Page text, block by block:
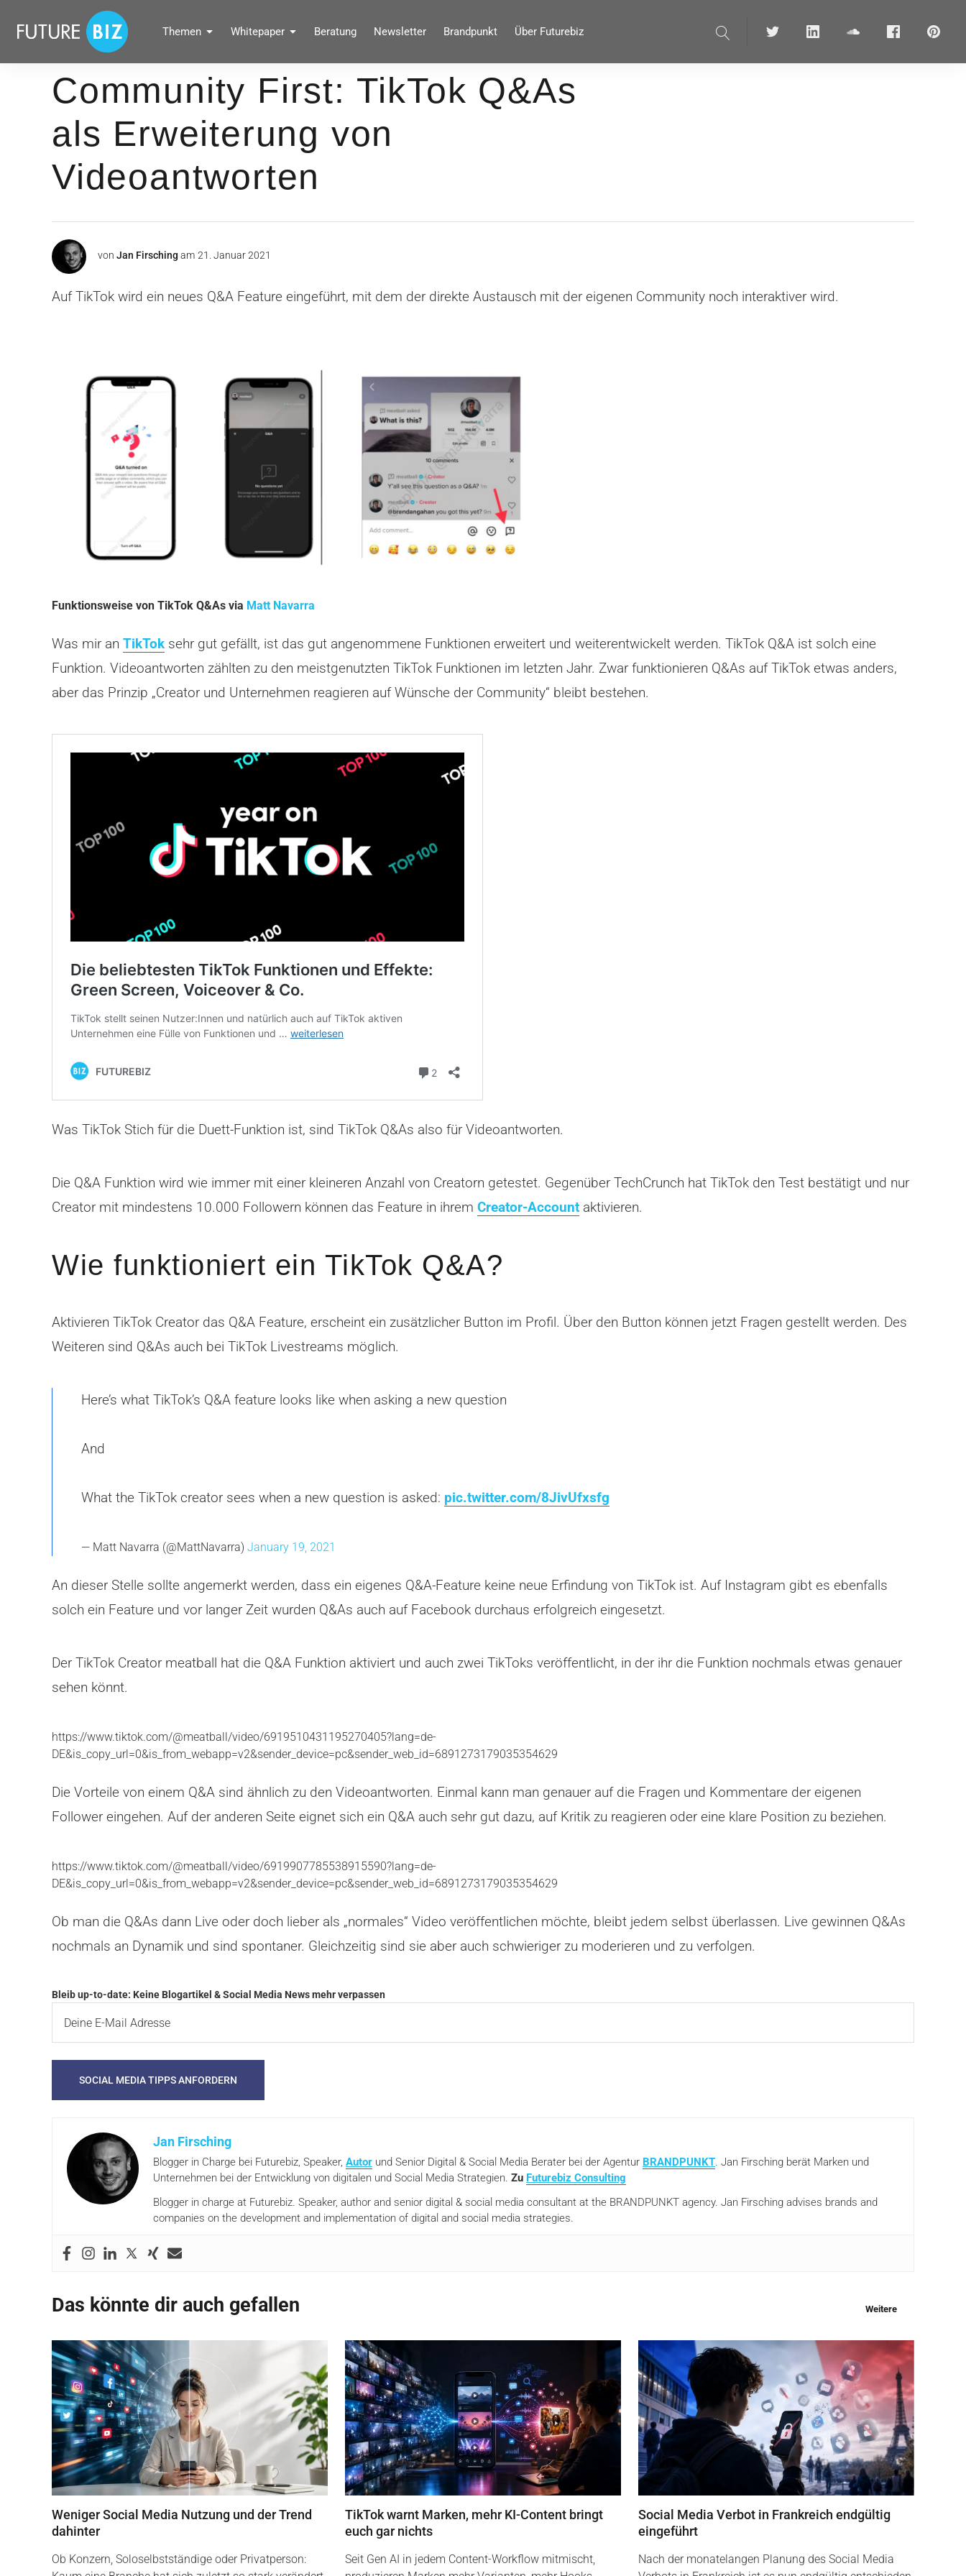
überspringen
FUTUREBIZ
Social Media Marketing Blog für Unternehmen by BRANDPUNKT
Themen Whitepaper Beratung Newsletter Brandpunkt Über Futurebiz
Suche Twitter linkedin soundcloudFacebook
Community First: TikTok Q&As
als Erweiterung von
Videoantworten
von Jan Firsching am 21. Januar 2021
Auf TikTok wird ein neues Q&A Feature eingeführt, mit dem der direkte Austausch mit der eigenen Community noch interaktiver wird.
Funktionsweise von TikTok Q&As via Matt Navarra
Was mir an TikTok sehr gut gefällt, ist das gut angenommene Funktionen erweitert und weiterentwickelt werden. TikTok Q&A ist solch eine
Funktion. Videoantworten zählten zu den meistgenutzten TikTok Funktionen im letzten Jahr. Zwar funktionieren Q&As auf TikTok etwas anders,
aber das Prinzip „Creator und Unternehmen reagieren auf Wünsche der Community“ bleibt bestehen.
Was TikTok Stich für die Duett-Funktion ist, sind TikTok Q&As also für Videoantworten.
Die Q&A Funktion wird wie immer mit einer kleineren Anzahl von Creatorn getestet. Gegenüber TechCrunch hat TikTok den Test bestätigt und nur
Creator mit mindestens 10.000 Followern können das Feature in ihrem Creator-Account aktivieren.
Wie funktioniert ein TikTok Q&A?
Aktivieren TikTok Creator das Q&A Feature, erscheint ein zusätzlicher Button im Profil. Über den Button können jetzt Fragen gestellt werden. Des
Weiteren sind Q&As auch bei TikTok Livestreams möglich.
Here’s what TikTok’s Q&A feature looks like when asking a new question
And
What the TikTok creator sees when a new question is asked: pic.twitter.com/8JivUfxsfg
— Matt Navarra (@MattNavarra) January 19, 2021
An dieser Stelle sollte angemerkt werden, dass ein eigenes Q&A-Feature keine neue Erfindung von TikTok ist. Auf Instagram gibt es ebenfalls
solch ein Feature und vor langer Zeit wurden Q&As auch auf Facebook durchaus erfolgreich eingesetzt.
Der TikTok Creator meatball hat die Q&A Funktion aktiviert und auch zwei TikToks veröffentlicht, in der ihr die Funktion nochmals etwas genauer
sehen könnt.
https://www.tiktok.com/@meatball/video/6919510431195270405?lang=de-
DE&is_copy_url=0&is_from_webapp=v2&sender_device=pc&sender_web_id=6891273179035354629
Die Vorteile von einem Q&A sind ähnlich zu den Videoantworten. Einmal kann man genauer auf die Fragen und Kommentare der eigenen
Follower eingehen. Auf der anderen Seite eignet sich ein Q&A auch sehr gut dazu, auf Kritik zu reagieren oder eine klare Position zu beziehen.
https://www.tiktok.com/@meatball/video/6919907785538915590?lang=de-
DE&is_copy_url=0&is_from_webapp=v2&sender_device=pc&sender_web_id=6891273179035354629
Ob man die Q&As dann Live oder doch lieber als „normales“ Video veröffentlichen möchte, bleibt jedem selbst überlassen. Live gewinnen Q&As
nochmals an Dynamik und sind spontaner. Gleichzeitig sind sie aber auch schwieriger zu moderieren und zu verfolgen.
Bleib up-to-date: Keine Blogartikel & Social Media News mehr verpassen
Jan Firsching
Blogger in Charge bei Futurebiz, Speaker, Autor und Senior Digital & Social Media Berater bei der Agentur BRANDPUNKT. Jan Firsching berät Marken und
Unternehmen bei der Entwicklung von digitalen und Social Media Strategien. Zu Futurebiz Consulting
Blogger in charge at Futurebiz. Speaker, author and senior digital & social media consultant at the BRANDPUNKT agency. Jan Firsching advises brands and
companies on the development and implementation of digital and social media strategies.
Das könnte dir auch gefallen Weitere
Weniger Social Media Nutzung und der Trend
dahinter
Ob Konzern, Soloselbstständige oder Privatperson:
TikTok warnt Marken, mehr KI-Content bringt
euch gar nichts
Seit Gen AI in jedem Content-Workflow mitmischt,
Social Media Verbot in Frankreich endgültig
eingeführt
Nach der monatelangen Planung des Social Media